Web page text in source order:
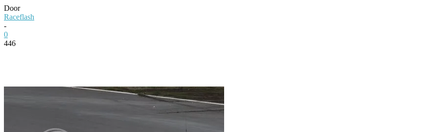
Door
Raceflash
-
0
446